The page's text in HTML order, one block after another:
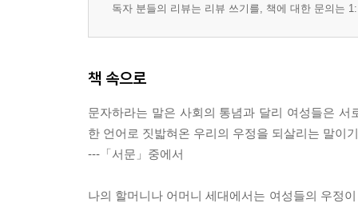
독자 분들의 리뷰는 리뷰 쓰기를, 책에 대한 문의는
책 속으로
문자하라는 말은 사회의 통념과 달리 여성들은
한 언어로 짓밟혀온 우리의 우정을 되살리는 말이
---「서문」중에서
나의 할머니나 어머니 세대에서는 여성들의 우정